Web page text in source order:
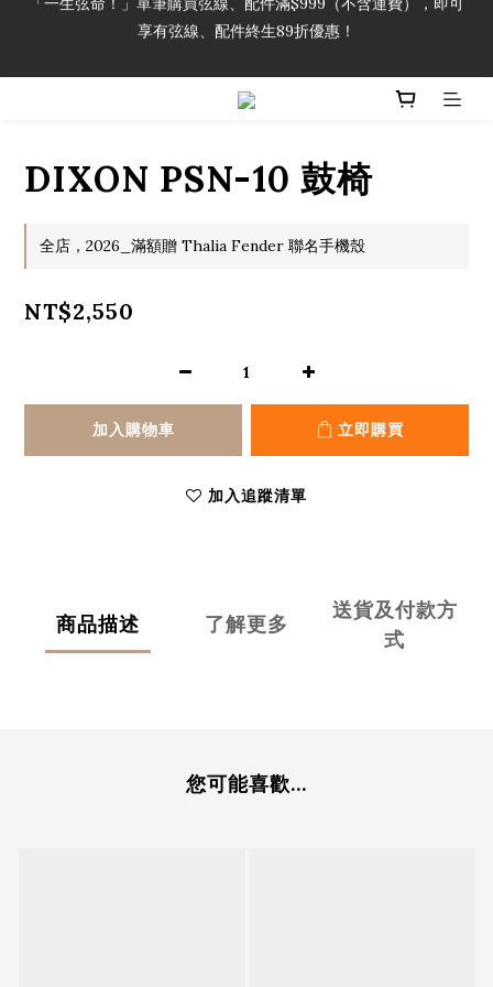
「一生弦命！」單筆購買弦線、配件滿$999（不含運費），即可
享有弦線、配件終生89折優惠！
加入會員即領2000元購物金。 加入購物車查看更多折扣！
享有弦線、配件終生89折優惠！
DIXON PSN-10 鼓椅
全店，2026_滿額贈 Thalia Fender 聯名手機殼
NT$2,550
加入購物車 立即購買
加入追蹤清單
商品描述 了解更多
送貨及付款方
式
您可能喜歡...